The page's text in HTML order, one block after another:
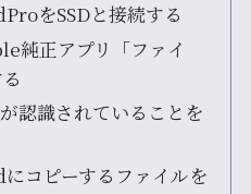
をSSDと接続する
正アプリ「ファイ
認識されていることを
コピーするファイルを